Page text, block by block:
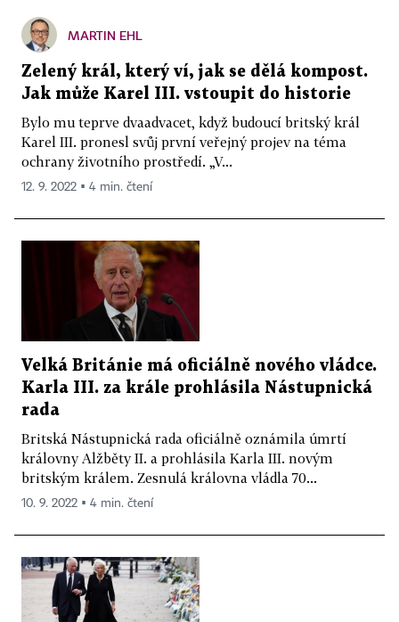
MARTIN EHL
Zelený král, který ví, jak se dělá kompost.
Jak může Karel III. vstoupit do historie
Bylo mu teprve dvaadvacet, když budoucí britský král
Karel III. pronesl svůj první veřejný projev na téma
ochrany životního prostředí. „V...
12. 9. 2022 ▪ 4 min. čtení
Velká Británie má oficiálně nového vládce.
Karla III. za krále prohlásila Nástupnická
rada
Britská Nástupnická rada oficiálně oznámila úmrtí
královny Alžběty II. a prohlásila Karla III. novým
britským králem. Zesnulá královna vládla 70...
10. 9. 2022 ▪ 4 min. čtení